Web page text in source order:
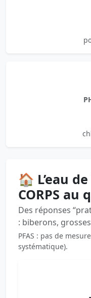
🏠 L’eau
CORPS au
Des réponses
: biberons,
PFAS : pas de
systématique).